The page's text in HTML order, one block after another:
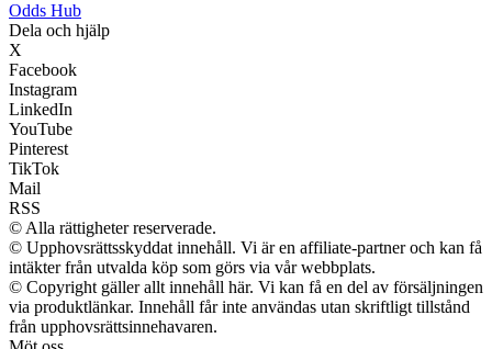
Odds Hub
Dela och hjälp
X
Facebook
Instagram
LinkedIn
YouTube
Pinterest
TikTok
Mail
RSS
© Alla rättigheter reserverade.
© Upphovsrättsskyddat innehåll. Vi är en affiliate-partner och kan få
intäkter från utvalda köp som görs via vår webbplats.
© Copyright gäller allt innehåll här. Vi kan få en del av försäljningen
via produktlänkar. Innehåll får inte användas utan skriftligt tillstånd
från upphovsrättsinnehavaren.